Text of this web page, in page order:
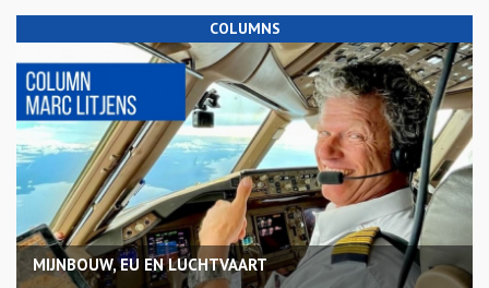
COLUMNS
MIJNBOUW, EU EN LUCHTVAART